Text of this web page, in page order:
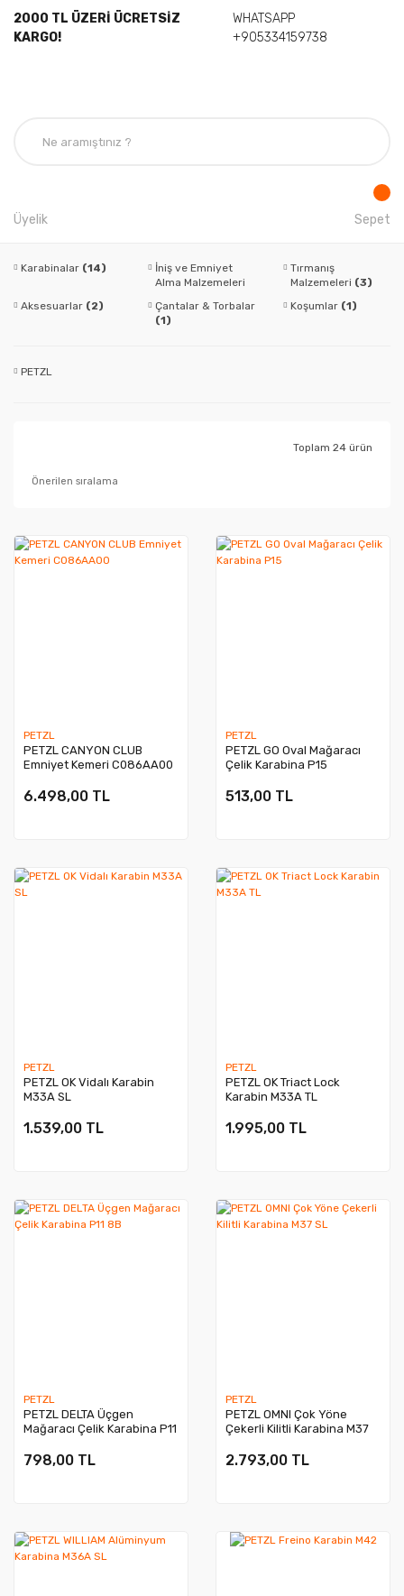
2000 TL ÜZERİ ÜCRETSİZ
KARGO!
WHATSAPP
+905334159738
Üyelik Sepet
Karabinalar (14)
İniş ve Emniyet
Alma Malzemeleri
Tırmanış
Malzemeleri (3)
Aksesuarlar (2)
Çantalar & Torbalar
(1)
Koşumlar (1)
PETZL
Toplam 24 ürün
PETZL
PETZL CANYON CLUB
Emniyet Kemeri C086AA00
6.498,00 TL
PETZL
PETZL GO Oval Mağaracı
Çelik Karabina P15
513,00 TL
PETZL
PETZL OK Vidalı Karabin
M33A SL
1.539,00 TL
PETZL
PETZL OK Triact Lock
Karabin M33A TL
1.995,00 TL
PETZL
PETZL DELTA Üçgen
Mağaracı Çelik Karabina P11
798,00 TL
PETZL
PETZL OMNI Çok Yöne
Çekerli Kilitli Karabina M37
2.793,00 TL